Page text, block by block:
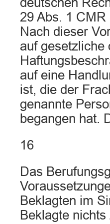
29 Abs. 1 CMR
Nach dieser
auf gesetzliche
auf eine
ist, die der
genannte
begangen hat.
16
Das
Beklagten im
Beklagte